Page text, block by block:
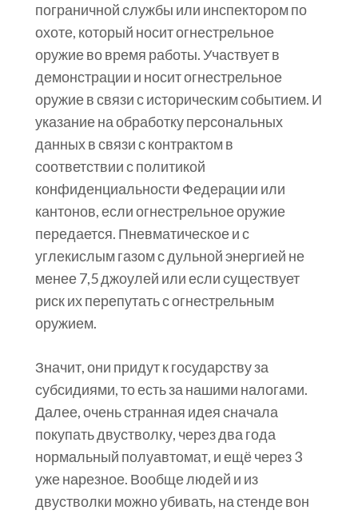
пограничной службы или инспектором по
охоте, который носит огнестрельное
оружие во время работы. Участвует в
демонстрации и носит огнестрельное
оружие в связи с историческим событием. И
указание на обработку персональных
данных в связи с контрактом в
соответствии с политикой
конфиденциальности Федерации или
кантонов, если огнестрельное оружие
передается. Пневматическое и с
углекислым газом с дульной энергией не
менее 7,5 джоулей или если существует
риск их перепутать с огнестрельным
оружием.
Значит, они придут к государству за
субсидиями, то есть за нашими налогами.
Далее, очень странная идея сначала
покупать двустволку, через два года
нормальный полуавтомат, и ещё через 3
уже нарезное. Вообще людей и из
двустволки можно убивать, на стенде вон